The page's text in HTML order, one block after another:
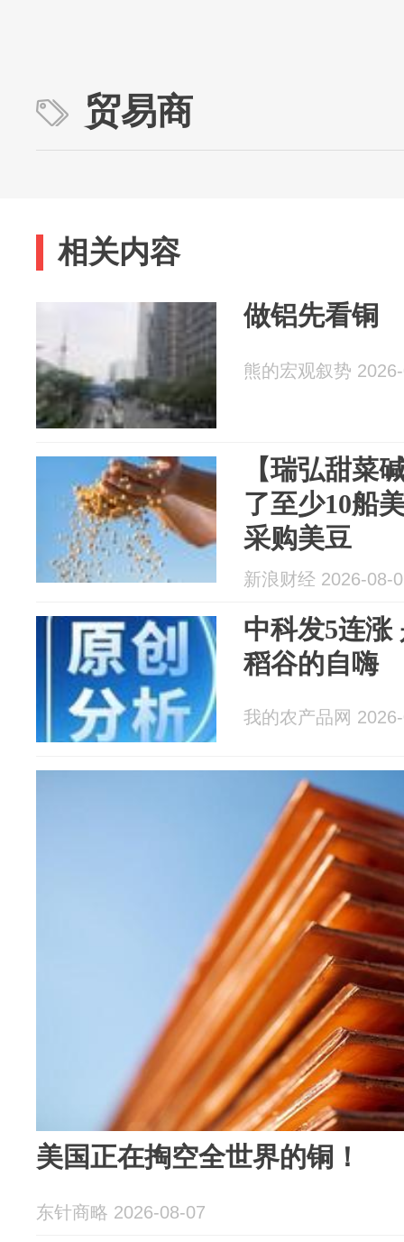
贸易商
相关内容
做铝先看铜
熊的宏观叙势
【瑞弘甜菜
了至少10船
采购美豆
新浪财经 2026-08-
中科发5连涨
稻谷的自嗨
我的农产品网
美国正在掏空全世界的铜！
东针商略 2026-08-07